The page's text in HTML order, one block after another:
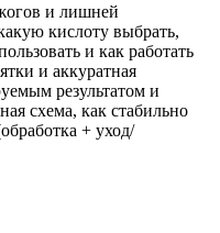
и лишней
кислоту выбрать,
и как работать
и аккуратная
результатом и
схема, как стабильно
+ уход/